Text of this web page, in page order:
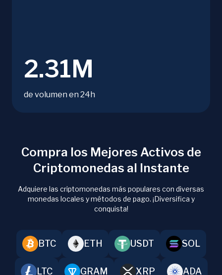
2.31M
de volumen en 24h
Compra los Mejores Activos de
Criptomonedas al Instante
Adquiere las criptomonedas más populares con diversas
monedas locales y métodos de pago. ¡Diversifica y
conquista!
BTC ETH USDT SOL
LTC GRAM XRP ADA